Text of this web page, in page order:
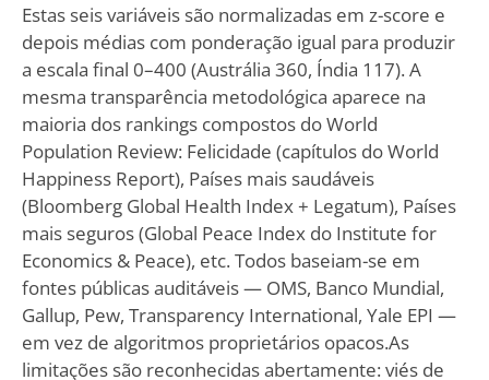
Estas seis variáveis são normalizadas em z-score e
depois médias com ponderação igual para produzir
a escala final 0–400 (Austrália 360, Índia 117). A
mesma transparência metodológica aparece na
maioria dos rankings compostos do World
Population Review: Felicidade (capítulos do World
Happiness Report), Países mais saudáveis
(Bloomberg Global Health Index + Legatum), Países
mais seguros (Global Peace Index do Institute for
Economics & Peace), etc. Todos baseiam-se em
fontes públicas auditáveis — OMS, Banco Mundial,
Gallup, Pew, Transparency International, Yale EPI —
em vez de algoritmos proprietários opacos.As
limitações são reconhecidas abertamente: viés de